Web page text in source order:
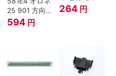
25 901 方向
幕 4両分
594 円
Bトレインシ
ョーティー 対
264 円